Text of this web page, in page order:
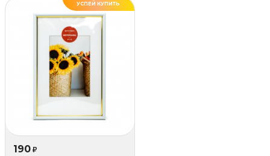
УСПЕЙ КУПИТЬ
ДЕЛАЕМ САМИ
190 ₽